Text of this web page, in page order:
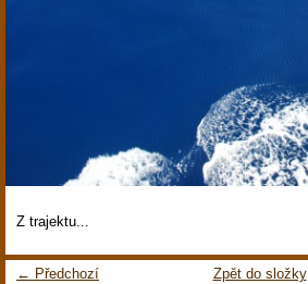
Z trajektu...
← Předchozí
Zpět do složky